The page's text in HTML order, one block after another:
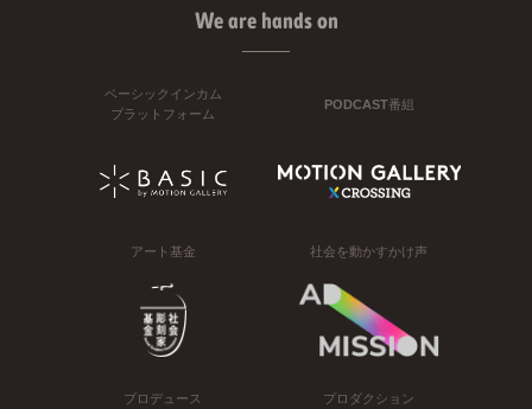
We are hands on
ベーシックインカム
プラットフォーム
PODCAST番組
アート基金 社会を動かすかけ声
プロデュース プロダクション